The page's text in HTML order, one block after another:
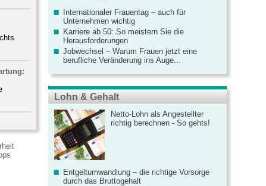
Internationaler Frauentag – auch für
Unternehmen wichtig
Karriere ab 50: So meistern Sie die
Herausforderungen
Jobwechsel – Warum Frauen jetzt eine
berufliche Veränderung ins Auge...
Lohn & Gehalt
Netto-Lohn als Angestellter
richtig berechnen - So gehts!
Entgeltumwandlung – die richtige Vorsorge
durch das Bruttogehalt